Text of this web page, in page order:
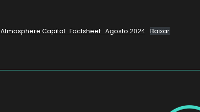
Atmosphere Capital_Factsheet_Agosto 2024 Baixar